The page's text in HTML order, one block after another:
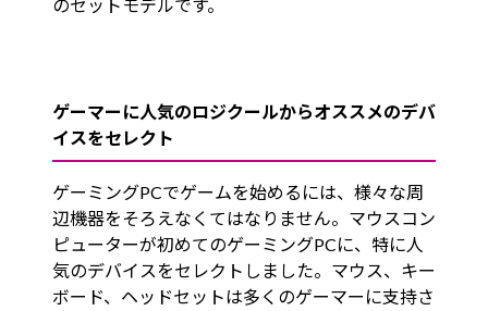
のセットモデルです。
ゲーマーに人気のロジクールからオススメのデバ
イスをセレクト
ゲーミングPCでゲームを始めるには、様々な周
辺機器をそろえなくてはなりません。マウスコン
ピューターが初めてのゲーミングPCに、特に人
気のデバイスをセレクトしました。マウス、キー
ボード、ヘッドセットは多くのゲーマーに支持さ